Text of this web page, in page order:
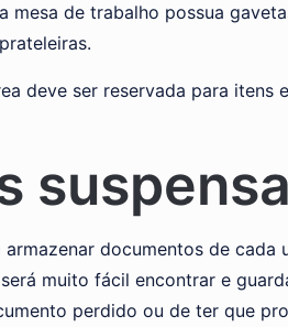
de trabalho possua
deve ser reservada para
documentos de cada
muito fácil encontrar e
perdido ou de ter que